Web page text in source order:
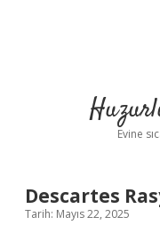
Evine
Descartes
Tarih: Mayıs 22, 2025